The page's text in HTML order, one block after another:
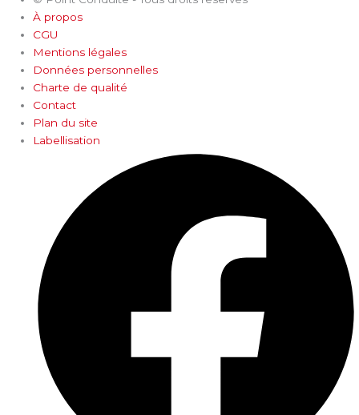
À propos
CGU
Mentions légales
Données personnelles
Charte de qualité
Contact
Plan du site
Labellisation